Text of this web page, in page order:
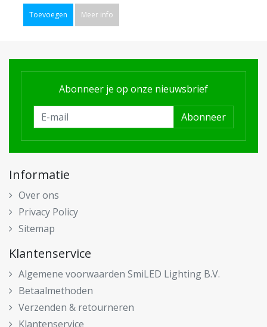
Toevoegen Meer info
Abonneer je op onze nieuwsbrief
Abonneer
Informatie
Over ons
Privacy Policy
Sitemap
Klantenservice
Algemene voorwaarden SmiLED Lighting B.V.
Betaalmethoden
Verzenden & retourneren
Klantenservice